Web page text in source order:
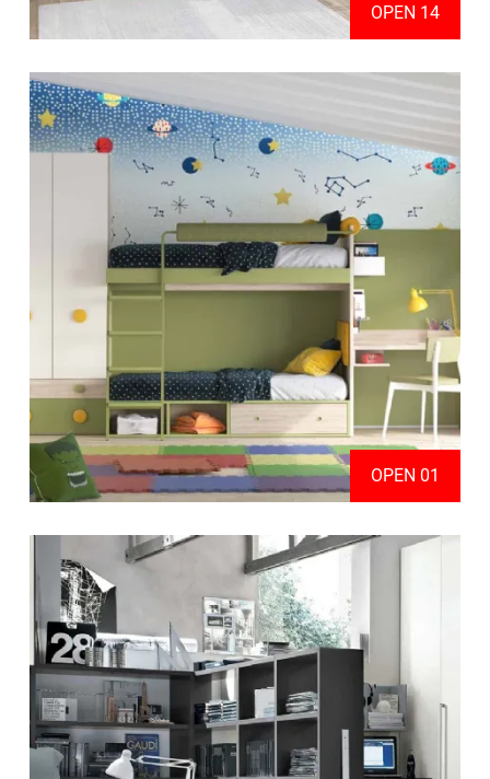
OPEN 14
OPEN 01